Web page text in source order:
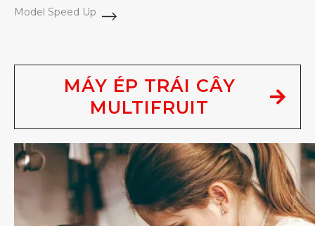
Model Speed Up
MÁY ÉP TRÁI CÂY
MULTIFRUIT